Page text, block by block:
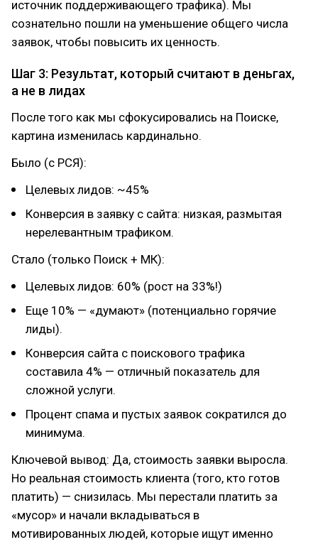
источник поддерживающего трафика). Мы
сознательно пошли на уменьшение общего числа
заявок, чтобы повысить их ценность.
Шаг 3: Результат, который считают в деньгах,
а не в лидах
После того как мы сфокусировались на Поиске,
картина изменилась кардинально.
Было (с РСЯ):
Целевых лидов: ~45%
Конверсия в заявку с сайта: низкая, размытая
нерелевантным трафиком.
Стало (только Поиск + МК):
Целевых лидов: 60% (рост на 33%!)
Еще 10% — «думают» (потенциально горячие
лиды).
Конверсия сайта с поискового трафика
составила 4% — отличный показатель для
сложной услуги.
Процент спама и пустых заявок сократился до
минимума.
Ключевой вывод: Да, стоимость заявки выросла.
Но реальная стоимость клиента (того, кто готов
платить) — снизилась. Мы перестали платить за
«мусор» и начали вкладываться в
мотивированных людей, которые ищут именно